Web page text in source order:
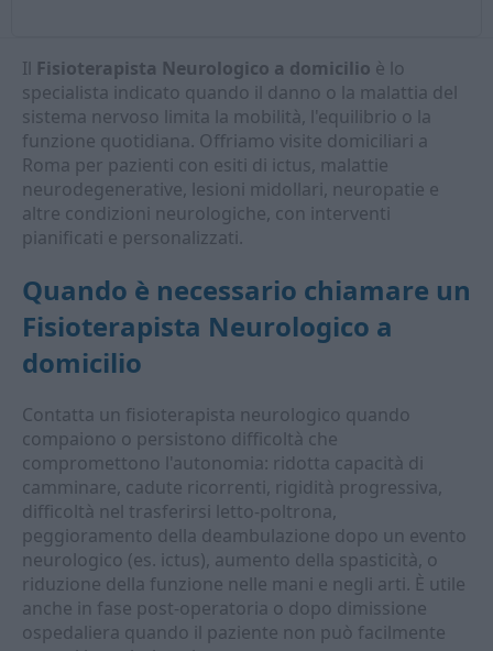
Il Fisioterapista Neurologico a domicilio è lo
specialista indicato quando il danno o la malattia del
sistema nervoso limita la mobilità, l'equilibrio o la
funzione quotidiana. Offriamo visite domiciliari a
Roma per pazienti con esiti di ictus, malattie
neurodegenerative, lesioni midollari, neuropatie e
altre condizioni neurologiche, con interventi
pianificati e personalizzati.
Quando è necessario chiamare un
Fisioterapista Neurologico a
domicilio
Contatta un fisioterapista neurologico quando
compaiono o persistono difficoltà che
compromettono l'autonomia: ridotta capacità di
camminare, cadute ricorrenti, rigidità progressiva,
difficoltà nel trasferirsi letto-poltrona,
peggioramento della deambulazione dopo un evento
neurologico (es. ictus), aumento della spasticità, o
riduzione della funzione nelle mani e negli arti. È utile
anche in fase post-operatoria o dopo dimissione
ospedaliera quando il paziente non può facilmente